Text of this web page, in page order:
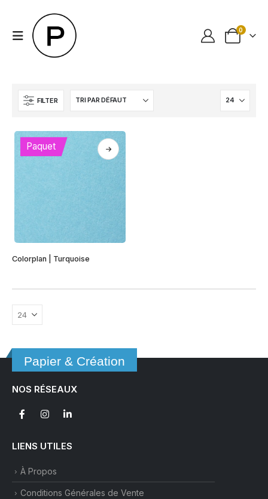
0
FILTER
Paquet
produit
plusieurs
Les
options
choisies
la
page
du
Colorplan | Turquoise
Papier & Création
NOS RÉSEAUX
LIENS UTILES
À Propos
Conditions Générales de Vente